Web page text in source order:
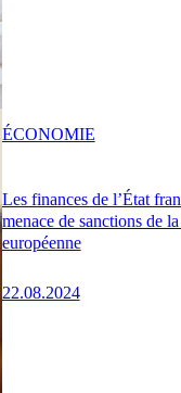
Les finances de l’État
menace de sanctions de
européenne
22.08.2024
ÉCONOMIE